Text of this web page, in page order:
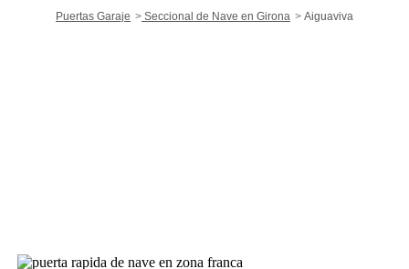
Puertas Garaje Seccional de Nave en Girona Aiguaviva